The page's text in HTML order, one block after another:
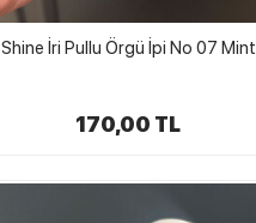
Shine İri Pullu Örgü İpi No 07 Mint
170,00 TL